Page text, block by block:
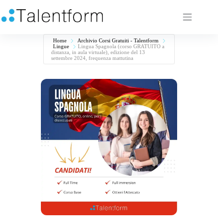
Home
Archivio Corsi Gratuiti - Talentform
Lingue
Lingua Spagnola (corso GRATUITO a
distanza, in aula virtuale), edizione del 13
settembre 2024, frequenza mattutina